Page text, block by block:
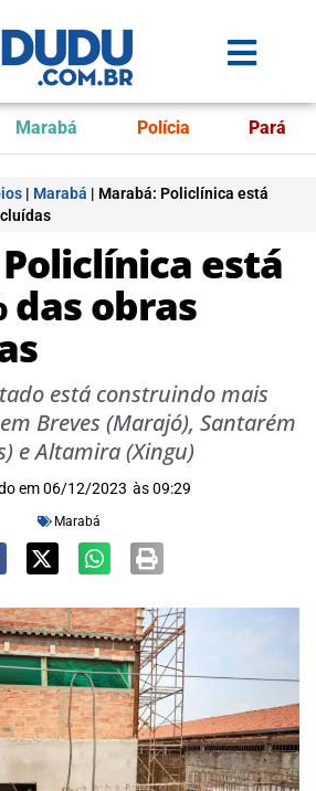
Marabá Polícia Pará
| Marabá | Marabá: Policlínica está
está
das obras
está construindo mais
Breves (Marajó), Santarém
e Altamira (Xingu)
em 06/12/2023 às 09:29
Marabá